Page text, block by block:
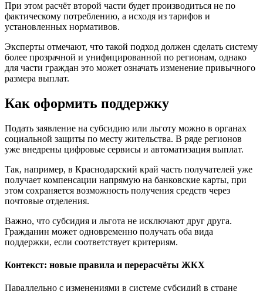
При этом расчёт второй части будет производиться не по
фактическому потреблению, а исходя из тарифов и
установленных нормативов.
Эксперты отмечают, что такой подход должен сделать систему
более прозрачной и унифицированной по регионам, однако
для части граждан это может означать изменение привычного
размера выплат.
Как оформить поддержку
Подать заявление на субсидию или льготу можно в органах
социальной защиты по месту жительства. В ряде регионов
уже внедрены цифровые сервисы и автоматизация выплат.
Так, например, в Краснодарский край часть получателей уже
получает компенсации напрямую на банковские карты, при
этом сохраняется возможность получения средств через
почтовые отделения.
Важно, что субсидия и льгота не исключают друг друга.
Гражданин может одновременно получать оба вида
поддержки, если соответствует критериям.
Контекст: новые правила и перерасчёты ЖКХ
Параллельно с изменениями в системе субсидий в стране